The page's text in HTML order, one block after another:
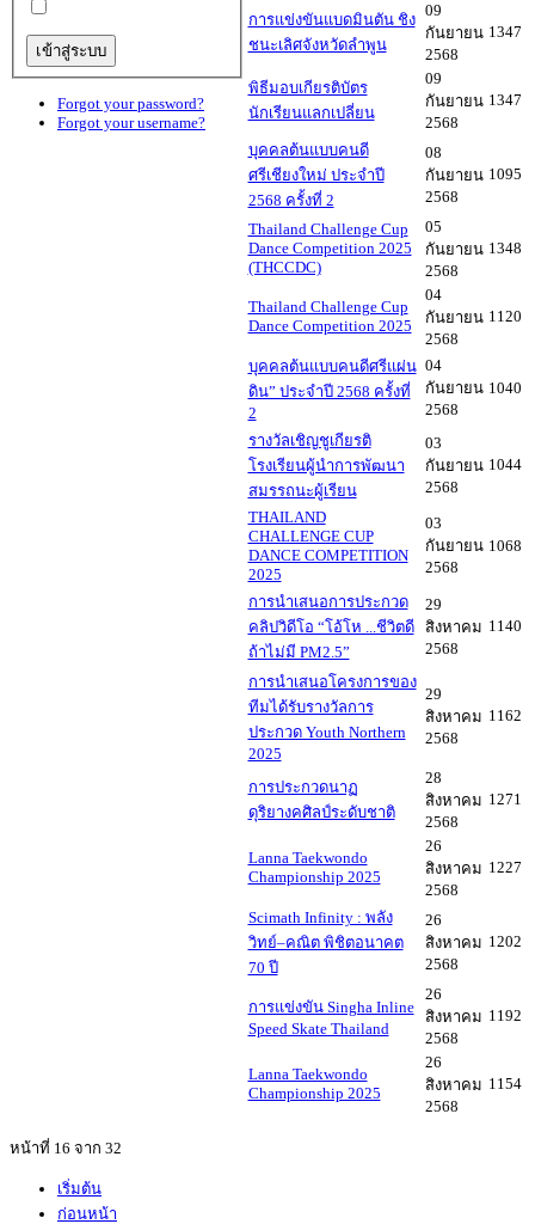
Forgot your password?
Forgot your username?
การแข่งขันแบดมินตัน ชิง
ชนะเลิศจังหวัดลำพูน
09
กันยายน
2568
1347
พิธีมอบเกียรติบัตร
นักเรียนแลกเปลี่ยน
09
กันยายน
2568
1347
บุคคลต้นแบบคนดี
ศรีเชียงใหม่ ประจำปี
2568 ครั้งที่ 2
08
กันยายน
2568
1095
Thailand Challenge Cup
Dance Competition 2025
(THCCDC)
05
กันยายน
2568
1348
Thailand Challenge Cup
Dance Competition 2025
04
กันยายน
2568
1120
บุคคลต้นแบบคนดีศรีแผ่น
ดิน” ประจำปี 2568 ครั้งที่
2
04
กันยายน
2568
1040
รางวัลเชิญชูเกียรติ
โรงเรียนผู้นำการพัฒนา
สมรรถนะผู้เรียน
03
กันยายน
2568
1044
THAILAND
CHALLENGE CUP
DANCE COMPETITION
2025
03
กันยายน
2568
1068
การนำเสนอการประกวด
คลิปวิดีโอ “โอ้โห ...ชีวิตดี
ถ้าไม่มี PM2.5”
29
สิงหาคม
2568
1140
การนำเสนอโครงการของ
ทีมได้รับรางวัลการ
ประกวด Youth Northern
2025
29
สิงหาคม
2568
1162
การประกวดนาฏ
ดุริยางคศิลป์ระดับชาติ
28
สิงหาคม
2568
1271
Lanna Taekwondo
Championship 2025
26
สิงหาคม
2568
1227
Scimath Infinity : พลัง
วิทย์–คณิต พิชิตอนาคต
70 ปี
26
สิงหาคม
2568
1202
การแข่งขัน Singha Inline
Speed Skate Thailand
26
สิงหาคม
2568
1192
Lanna Taekwondo
Championship 2025
26
สิงหาคม
2568
1154
หน้าที่ 16 จาก 32
เริ่มต้น
ก่อนหน้า